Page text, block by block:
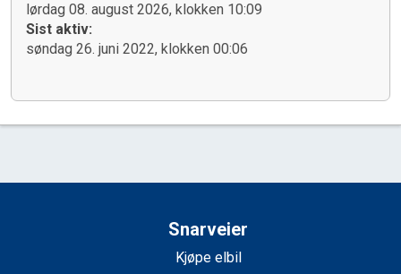
lørdag 08. august 2026, klokken 10:09
Sist aktiv:
søndag 26. juni 2022, klokken 00:06
Snarveier
Kjøpe elbil